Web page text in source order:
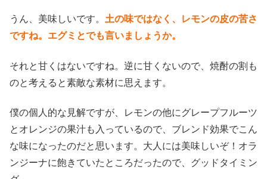
うん、美味しいです。 土の味ではなく、レモンの皮の苦さ
ですね。エグミとでも言いましょうか。
それと甘くはないですね。逆に甘くないので、焼酎の割も
のと考えると素敵な素材に思えます。
僕の個人的な見解ですが、レモンの他にグレープフルーツ
とオレンジの果汁も入っているので、ブレンド効果でこん
な味になったのだと思います。大人には美味しいぞ！オラ
ンジーナに飽きていたところだったので、グッドタイミン